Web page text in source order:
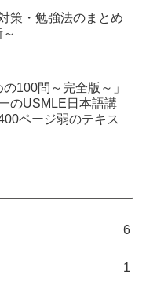
策・勉強法のまとめ
の100問～完全版～」
のUSMLE日本語講
ページ弱のテキス
6
1